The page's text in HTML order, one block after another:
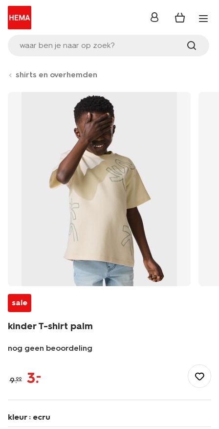
waar ben je naar op zoek?
inloggen
shirts en overhemden
sale
kinder T-shirt palm
nog geen beoordeling
overhemden/kinder-
shirt-
palm-
30721066.html
9.99 3.–
kleur : ecru